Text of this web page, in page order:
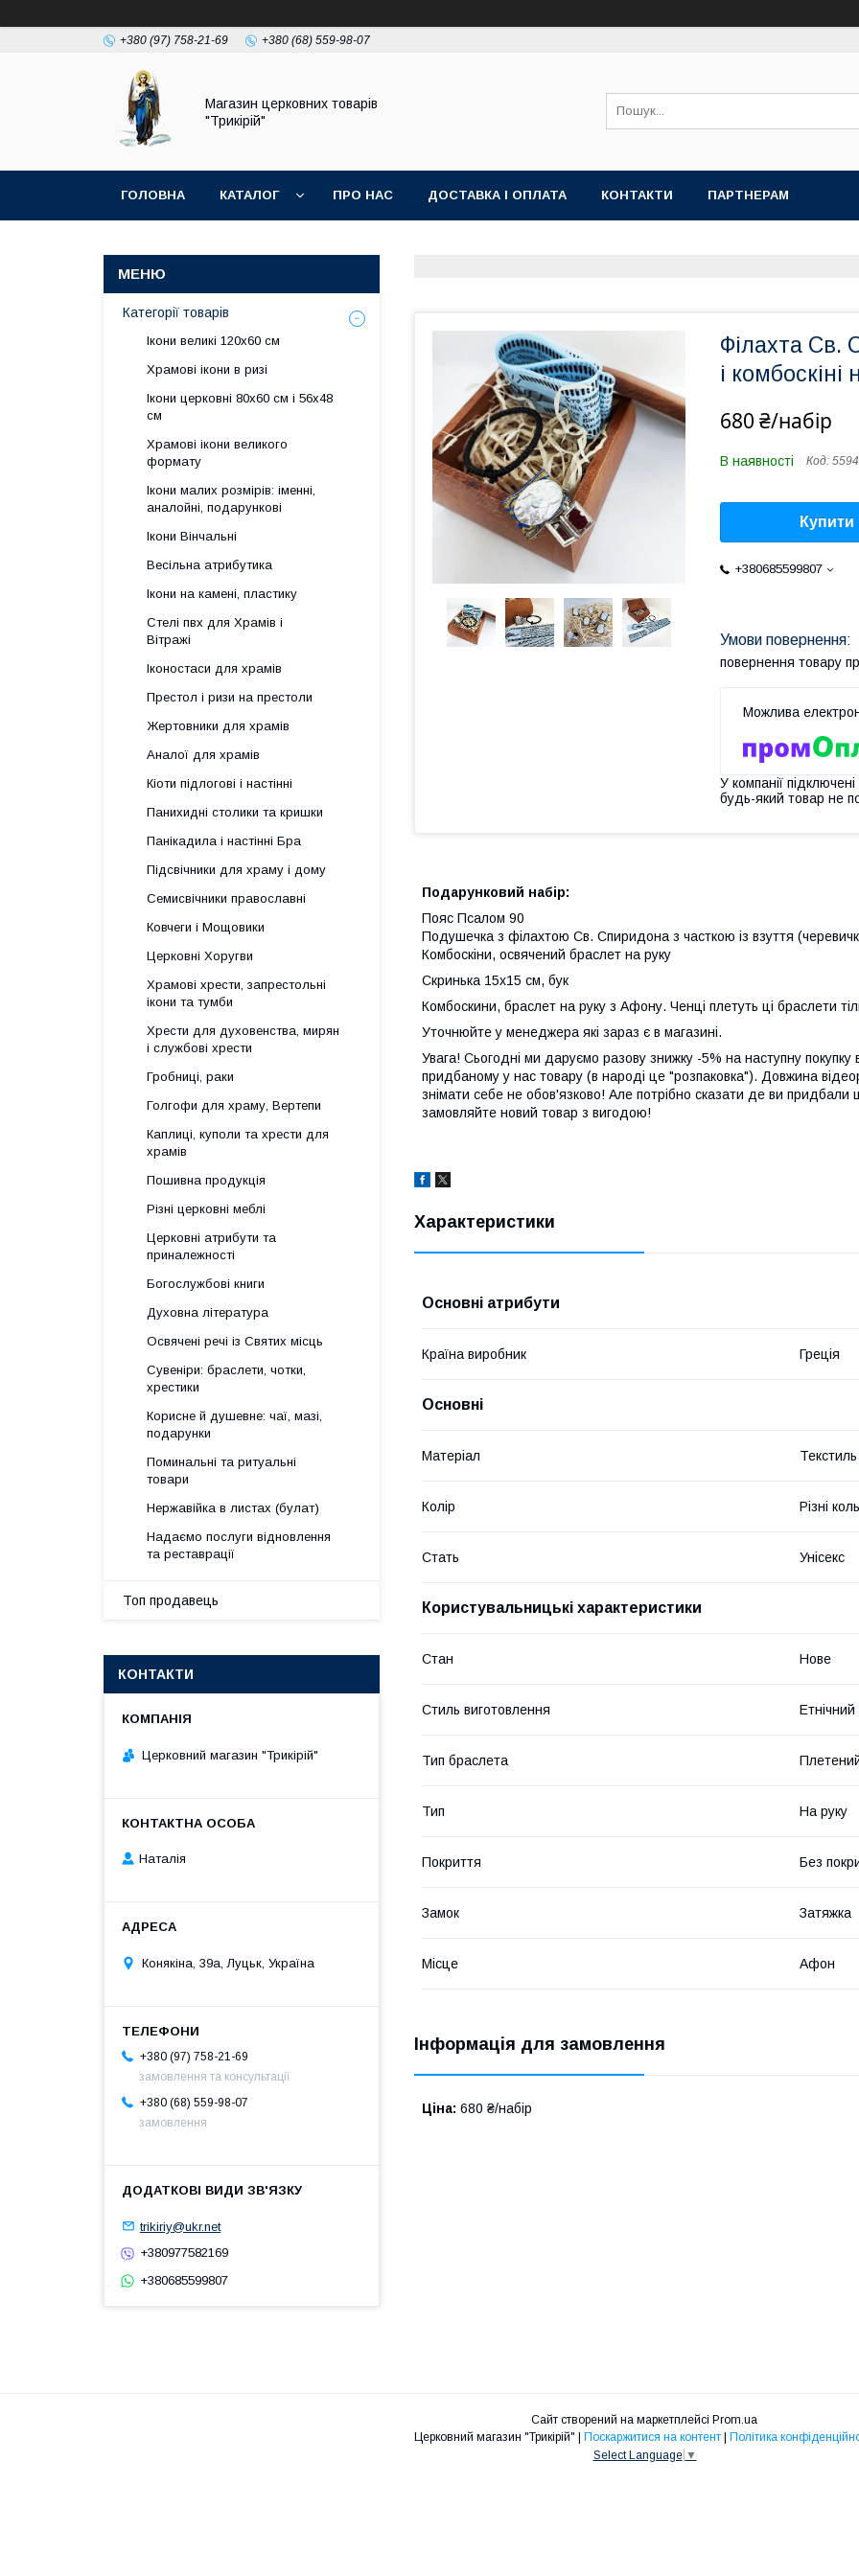
+380 (97) 758-21-69 +380 (68) 559-98-07
Магазин церковних товарів
"Трикірій"
ГОЛОВНА КАТАЛОГ ПРО НАС ДОСТАВКА І ОПЛАТА КОНТАКТИ ПАРТНЕРАМ
Філахта Св.
і комбоскіні
680 ₴/набір
В наявності Код:
Купити
+380685599807
повернення товару
У компанії
будь-який товар не
Подарунковий набір:
Пояс Псалом 90
Подушечка з філахтою Св. Спиридона з часткою із взуття
Комбоскіни, освячений браслет на руку
Скринька 15х15 см, бук
Комбоскини, браслет на руку з Афону. Ченці плетуть ці браслети
Уточнюйте у менеджера які зараз є в магазині.
Увага! Сьогодні ми даруємо разову знижку -5% на наступну покупку
придбаному у нас товару (в народі це "розпаковка"). Довжина
знімати себе не обов'язково! Але потрібно сказати де ви придбали
замовляйте новий товар з вигодою!
Характеристики
Основні атрибути
Країна виробник Греція
Основні
Матеріал Текстиль
Колір Різні
Стать Унісекс
Користувальницькі характеристики
Стан Нове
Стиль виготовлення Етнічний
Тип браслета
Тип На руку
Покриття Без
Замок Затяжка
Місце Афон
Інформація для замовлення
Ціна: 680 ₴/набір
Категорії товарів
Ікони великі 120х60 см
Храмові ікони в ризі
Ікони церковні 80х60 см і 56х48
см
Храмові ікони великого
формату
Ікони малих розмірів: іменні,
аналойні, подарункові
Ікони Вінчальні
Весільна атрибутика
Ікони на камені, пластику
Стелі пвх для Храмів і
Вітражі
Іконостаси для храмів
Престол і ризи на престоли
Жертовники для храмів
Аналої для храмів
Кіоти підлогові і настінні
Панихидні столики та кришки
Панікадила і настінні Бра
Підсвічники для храму і дому
Семисвічники православні
Ковчеги і Мощовики
Церковні Хоругви
Храмові хрести, запрестольні
ікони та тумби
Хрести для духовенства, мирян
і службові хрести
Гробниці, раки
Голгофи для храму, Вертепи
Каплиці, куполи та хрести для
храмів
Пошивна продукція
Різні церковні меблі
Церковні атрибути та
приналежності
Богослужбові книги
Духовна література
Освячені речі із Святих місць
Сувеніри: браслети, чотки,
хрестики
Корисне й душевне: чаї, мазі,
подарунки
Поминальні та ритуальні
товари
Нержавійка в листах (булат)
Надаємо послуги відновлення
та реставрації
Топ продавець
КОНТАКТИ
Церковний магазин "Трикірій"
Наталія
Конякіна, 39а, Луцьк, Україна
+380 (97) 758-21-69
замовлення та консультації
+380 (68) 559-98-07
замовлення
trikiriy@ukr.net
+380977582169
+380685599807
Сайт створений на маркетплейсі Prom.ua
Поскаржитися на контент
Політика
Select Language ▼